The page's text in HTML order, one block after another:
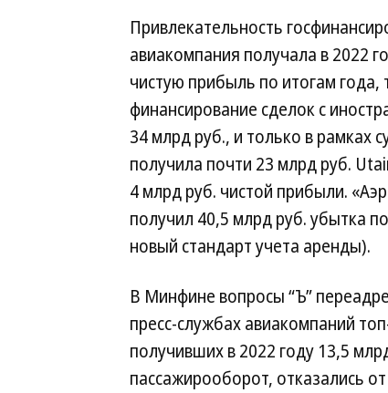
Привлекательность
авиакомпания получала в 2022
чистую прибыль по итогам
финансирование сделок с
34 млрд руб., и только в рамках
получила почти 23 млрд руб.
4 млрд руб. чистой прибыли.
получил 40,5 млрд руб. убытка
новый стандарт учета аренды).
В Минфине вопросы “Ъ”
пресс-службах авиакомпаний
получивших в 2022 году 13,5
пассажирооборот, отказались